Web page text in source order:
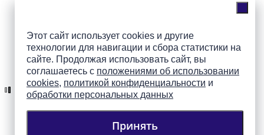
Этот сайт использует cookies и другие
технологии для навигации и сбора статистики на
сайте. Продолжая использовать сайт, вы
соглашаетесь с положениями об использовании
cookies, политикой конфиденциальности и
обработки персональных данных
Принять
Подпишись на группы
ПАИ в соцсетях!